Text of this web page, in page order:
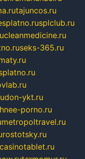
tajuncos.ru
splclub.ru
cleanmedicine.ru
seks-365.ru
don-ykt.ru
porno.ru
metropoltravel.ru
rostotsky.ru
casinotablet.ru